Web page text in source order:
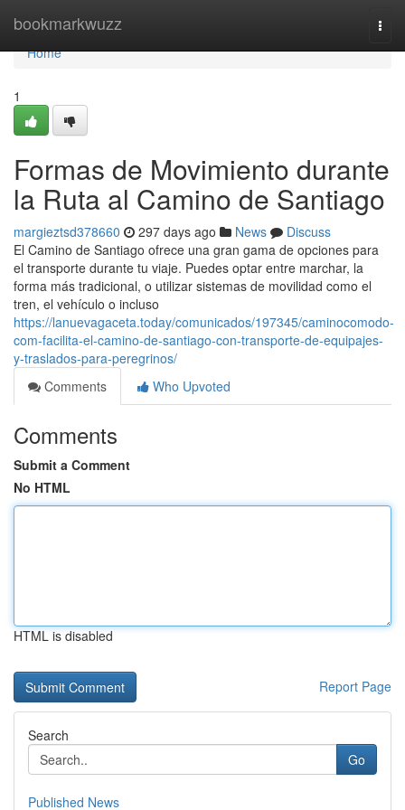
bookmarkwuzz
Home
Home
1
Formas de Movimiento durante
la Ruta al Camino de Santiago
margieztsd378660 297 days ago News
Discuss
El Camino de Santiago ofrece una gran gama de opciones para
el transporte durante tu viaje. Puedes optar entre marchar, la
forma más tradicional, o utilizar sistemas de movilidad como el
tren, el vehículo o incluso
https://lanuevagaceta.today/comunicados/197345/caminocomodo-
com-facilita-el-camino-de-santiago-con-transporte-de-equipajes-
y-traslados-para-peregrinos/
Comments
Who Upvoted
Comments
Submit a Comment
No HTML
HTML is disabled
Report Page
Search
Go
Published News